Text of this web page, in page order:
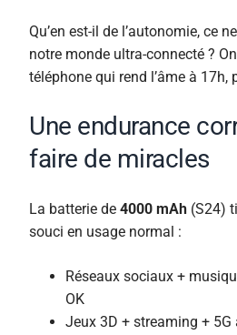
Qu’en est-il de l’autonomie, ce
notre monde ultra-connecté ?
téléphone qui rend l’âme à 17h,
Une endurance
faire de miracles
La batterie de 4000 mAh (S24)
souci en usage normal :
Réseaux sociaux +
OK
Jeux 3D + streaming +